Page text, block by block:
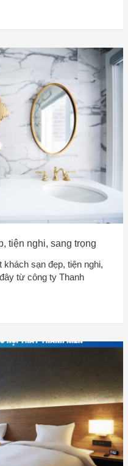
tiện nghi, sang trọng
sạn đẹp, tiện nghi,
từ công ty Thanh